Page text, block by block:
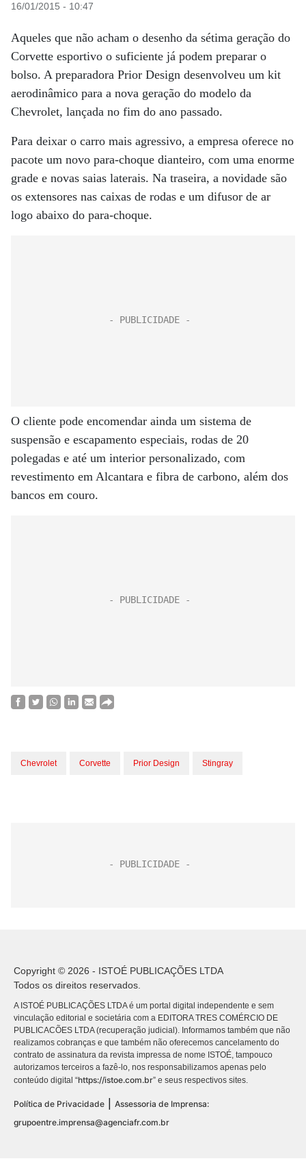
16/01/2015 - 10:47
Aqueles que não acham o desenho da sétima geração do
Corvette esportivo o suficiente já podem preparar o
bolso. A preparadora Prior Design desenvolveu um kit
aerodinâmico para a nova geração do modelo da
Chevrolet, lançada no fim do ano passado.
Para deixar o carro mais agressivo, a empresa oferece no
pacote um novo para-choque dianteiro, com uma enorme
grade e novas saias laterais. Na traseira, a novidade são
os extensores nas caixas de rodas e um difusor de ar
logo abaixo do para-choque.
O cliente pode encomendar ainda um sistema de
suspensão e escapamento especiais, rodas de 20
polegadas e até um interior personalizado, com
revestimento em Alcantara e fibra de carbono, além dos
bancos em couro.
Chevrolet Corvette Prior Design Stingray
Copyright © 2026 - ISTOÉ PUBLICAÇÕES LTDA
Todos os direitos reservados.
A ISTOÉ PUBLICAÇÕES LTDA é um portal digital independente e sem
vinculação editorial e societária com a EDITORA TRES COMÉRCIO DE
PUBLICACÕES LTDA (recuperação judicial). Informamos também que não
realizamos cobranças e que também não oferecemos cancelamento do
contrato de assinatura da revista impressa de nome ISTOÉ, tampouco
autorizamos terceiros a fazê-lo, nos responsabilizamos apenas pelo
conteúdo digital “https://istoe.com.br” e seus respectivos sites.
Política de Privacidade
Assessoria de Imprensa:
grupoentre.imprensa@agenciafr.com.br